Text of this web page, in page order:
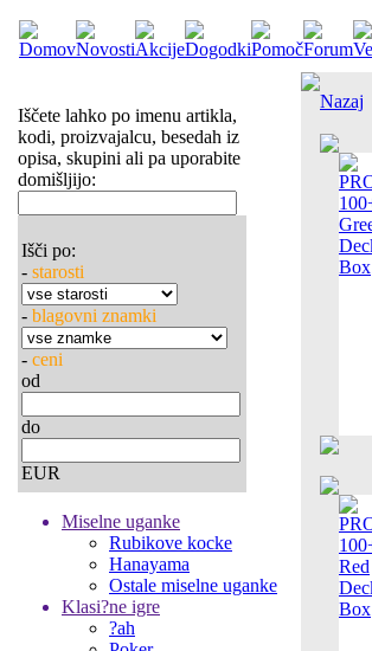
Iščete lahko po imenu artikla,
kodi, proizvajalcu, besedah iz
opisa, skupini ali pa uporabite
domišljijo:
Išči po:
- starosti
- blagovni znamki
- ceni
od
do
EUR
Miselne uganke
Rubikove kocke
Hanayama
Ostale miselne uganke
Klasi?ne igre
?ah
Nazaj